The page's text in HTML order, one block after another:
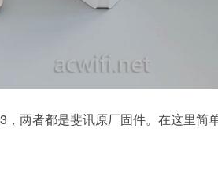
两者都是斐讯原厂固件。在这里简